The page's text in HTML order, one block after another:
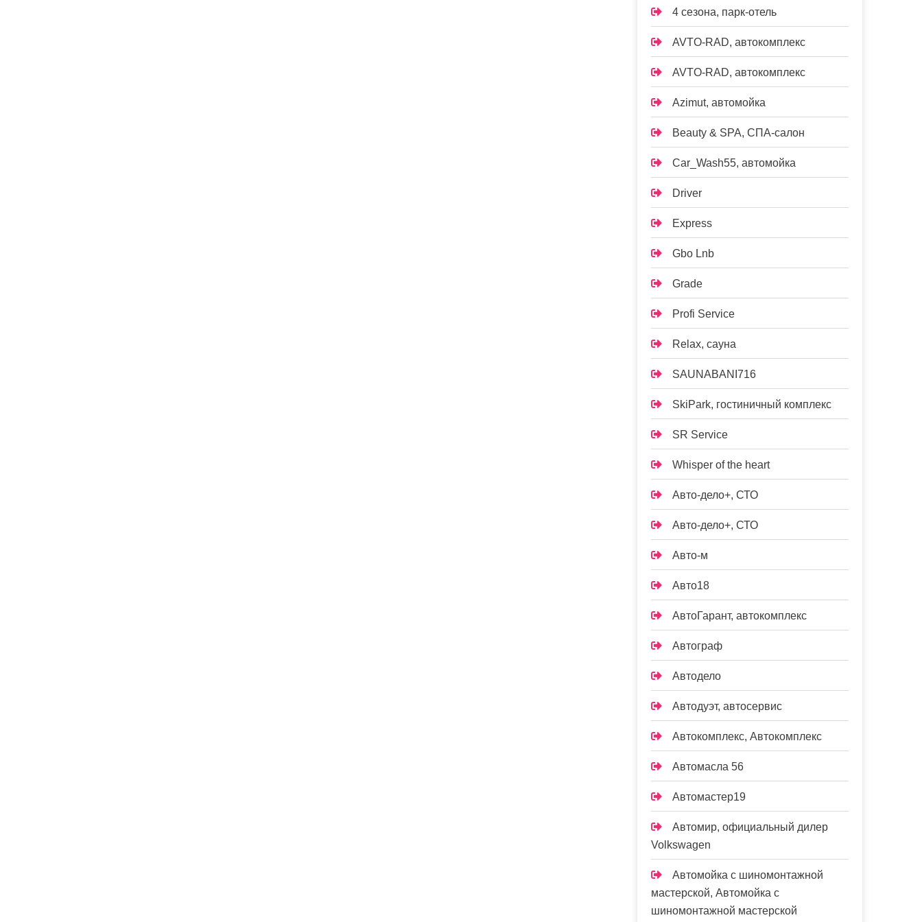
4 сезона, парк-отель
AVTO-RAD, автокомплекс
AVTO-RAD, автокомплекс
Azimut, автомойка
Beauty & SPA, СПА-салон
Car_Wash55, автомойка
Driver
Express
Gbo Lnb
Grade
Profi Service
Relax, сауна
SAUNABANI716
SkiPark, гостиничный комплекс
SR Service
Whisper of the heart
Авто-дело+, СТО
Авто-дело+, СТО
Авто-м
Авто18
АвтоГарант, автокомплекс
Автограф
Автодело
Автодуэт, автосервис
Автокомплекс, Автокомплекс
Автомасла 56
Автомастер19
Автомир, официальный дилер
Volkswagen
Автомойка с шиномонтажной
мастерской, Автомойка с
шиномонтажной мастерской